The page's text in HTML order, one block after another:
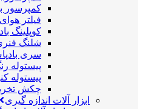
کمپرسور
فیلتر
کوپلینگ باد
شلنگ
سری
پیستوله
پیستوله
چکش
ابزار آلات اندازه گیری